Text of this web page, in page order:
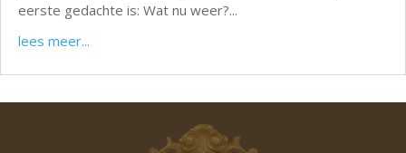
eerste gedachte is: Wat nu weer?...
lees meer...